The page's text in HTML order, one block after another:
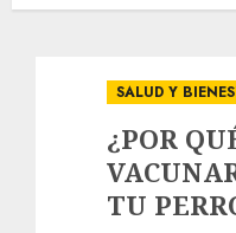
SALUD Y
¿POR
TU